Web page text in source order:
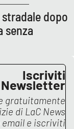
dopo
senza
Iscriviti
Newsletter
gratuitamente
di LaC News
email e iscriviti